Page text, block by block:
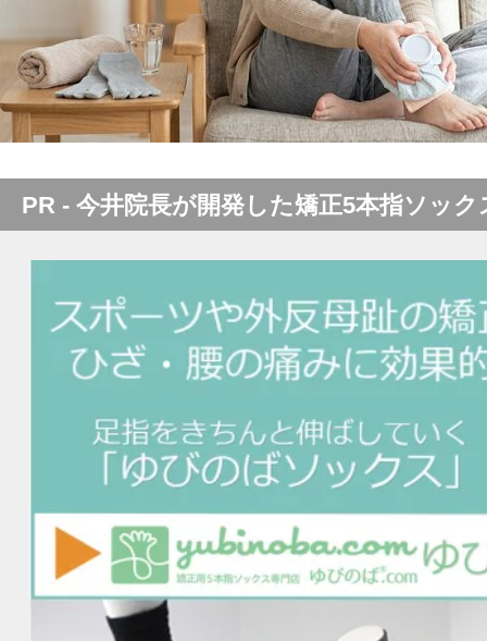
PR - 今井院長が開発した矯正5本指ソック